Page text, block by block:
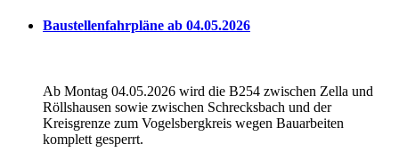
Baustellenfahrpläne ab 04.05.2026
Ab Montag 04.05.2026 wird die B254 zwischen Zella und
Röllshausen sowie zwischen Schrecksbach und der
Kreisgrenze zum Vogelsbergkreis wegen Bauarbeiten
komplett gesperrt.